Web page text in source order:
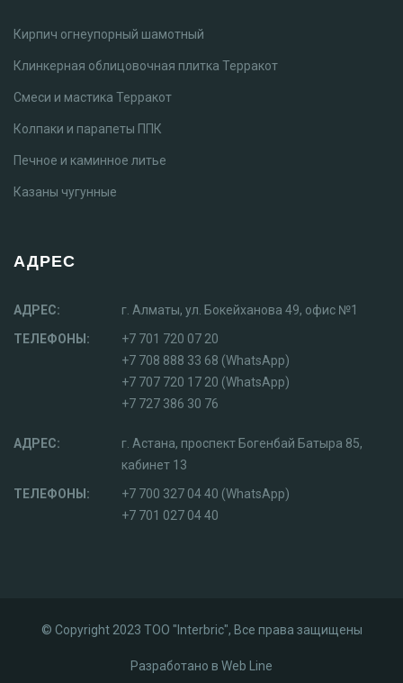
Кирпич огнеупорный шамотный
Клинкерная облицовочная плитка Терракот
Смеси и мастика Терракот
Колпаки и парапеты ППК
Печное и каминное литье
Казаны чугунные
АДРЕС
АДРЕС:
г. Алматы, ул. Бокейханова 49, офис №1
ТЕЛЕФОНЫ:
+7 701 720 07 20
+7 708 888 33 68 (WhatsApp)
+7 707 720 17 20 (WhatsApp)
+7 727 386 30 76
АДРЕС:
г. Астана, проспект Богенбай Батыра 85,
кабинет 13
ТЕЛЕФОНЫ:
+7 700 327 04 40 (WhatsApp)
+7 701 027 04 40
© Copyright 2023 ТОО "Interbric", Все права защищены
Разработано в Web Line